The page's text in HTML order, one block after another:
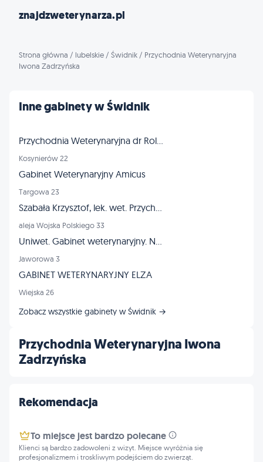
znajdzweterynarza.pl
Strona główna / lubelskie / Świdnik / Przychodnia Weterynaryjna
Iwona Zadrzyńska
Przychodnia Weterynaryjna Iwona
Zadrzyńska
Inne gabinety w Świdnik
Przychodnia Weterynaryjna dr Roland Kusy
Kosynierów 22
Gabinet Weterynaryjny Amicus
Targowa 23
Szabała Krzysztof, lek. wet. Przychodnia Weterynaryjna
aleja Wojska Polskiego 33
Uniwet. Gabinet weterynaryjny. Nowicka B.
Jaworowa 3
GABINET WETERYNARYJNY ELZA
Wiejska 26
Zobacz wszystkie gabinety w Świdnik →
Rekomendacja
To miejsce jest bardzo polecane
Klienci są bardzo zadowoleni z wizyt. Miejsce wyróżnia się
profesjonalizmem i troskliwym podejściem do zwierząt.